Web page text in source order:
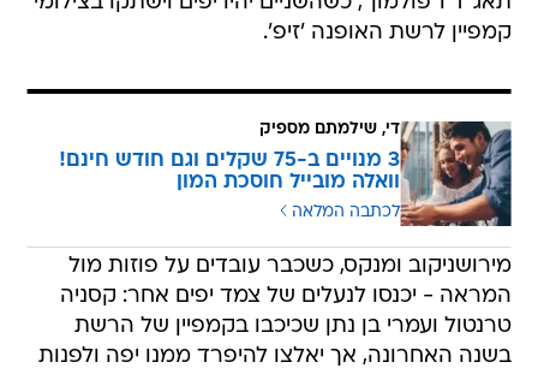
קמפיין לרשת האופנה 'זיפ'.
די, שילמתם מספיק
3 מנויים ב-75 שקלים וגם חודש חינם!
וואלה מובייל חוסכת המון
לכתבה המלאה
מירושניקוב ומנקס, כשכבר עובדים על פוזות מול
המראה - יכנסו לנעלים של צמד יפים אחר: קסניה
טרנטול ועמרי בן נתן שכיכבו בקמפיין של הרשת
בשנה האחרונה, אך יאלצו להיפרד ממנו יפה ולפנות